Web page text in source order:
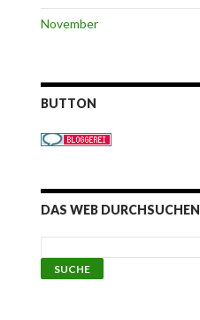
November
BUTTON
DAS WEB DURCHSUCHEN